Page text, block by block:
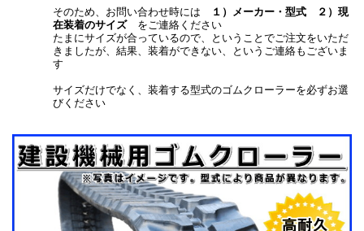
そのため、お問い合わせ時には
１）メーカー・型式 ２）現
在装着のサイズをご連絡ください
たまにサイズが合っているので、ということでご注文をいただ
きましたが、結果、装着ができない、というご連絡もございま
す
サイズだけでなく、装着する型式のゴムクローラーを必ずお選
びください